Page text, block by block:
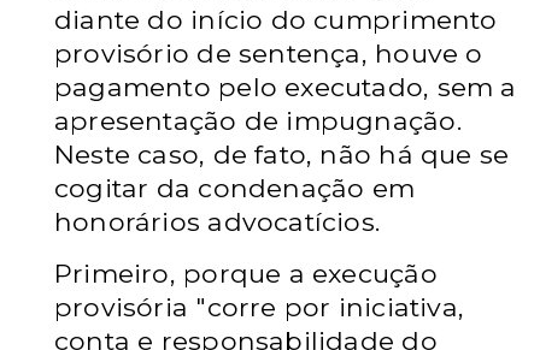
diante do início do cumprimento
provisório de sentença, houve o
pagamento pelo executado, sem a
apresentação de impugnação.
Neste caso, de fato, não há que se
cogitar da condenação em
honorários advocatícios.
Primeiro, porque a execução
provisória "corre por iniciativa,
conta e responsabilidade do